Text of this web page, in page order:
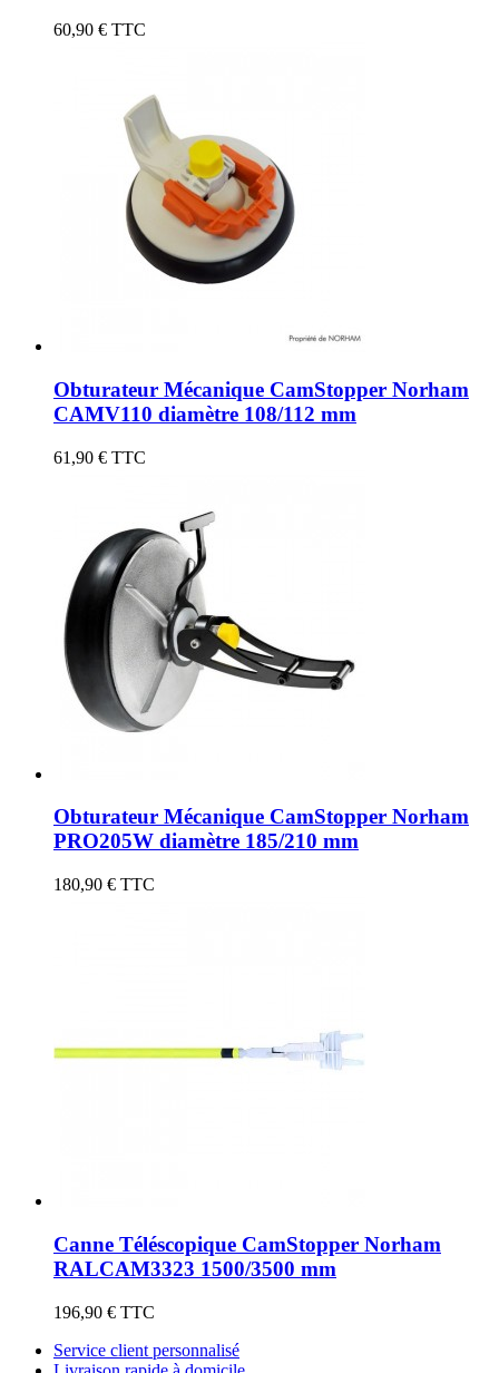
60,90 € TTC
Obturateur Mécanique CamStopper Norham
CAMV110 diamètre 108/112 mm
61,90 € TTC
Obturateur Mécanique CamStopper Norham
PRO205W diamètre 185/210 mm
180,90 € TTC
Canne Téléscopique CamStopper Norham
RALCAM3323 1500/3500 mm
196,90 € TTC
Service client personnalisé